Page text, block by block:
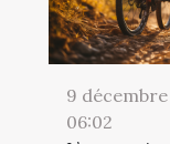
9 décembre
06:02